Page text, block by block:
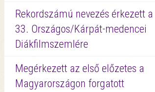
Rekordszámú nevezés érkezett a
33. Országos/Kárpát-medencei
Diákfilmszemlére
Megérkezett az első előzetes a
Magyarországon forgatott